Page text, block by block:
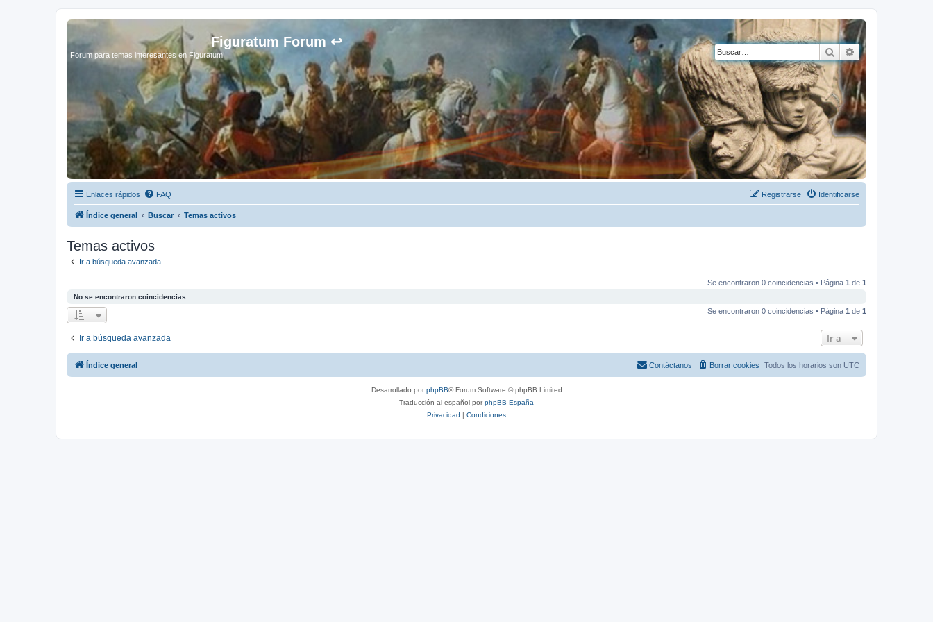
Figuratum Forum ↩
Forum para temas interesantes en Figuratum BuscarBúsqueda
Enlaces rápidos FAQ Identificarse
Registrarse
Índice general Buscar Temas activos
Temas activos
Ir a búsqueda avanzada
Se encontraron 0 coincidencias • Página 1 de 1
No se encontraron coincidencias.
Se encontraron 0 coincidencias • Página 1 de 1
Ir a búsqueda avanzada Ir a
Índice general Todos los horarios son UTC
Borrar cookies
Contáctanos
Desarrollado porphpBB® Forum Software © phpBB Limited
Traducción al español porphpBB España
Privacidad | Condiciones